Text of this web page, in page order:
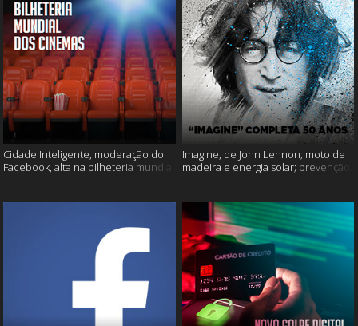
Cidade Inteligente, moderação do
Facebook, alta na bilheteria mundial
Imagine, de John Lennon; moto de
madeira e energia solar; prevenção